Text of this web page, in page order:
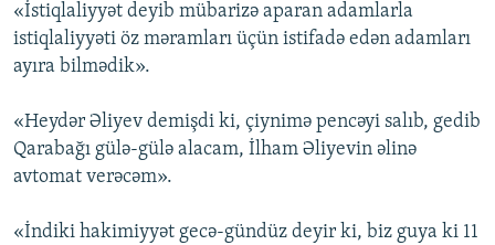
«İstiqlaliyyət deyib mübarizə aparan adamlarla
istiqlaliyyəti öz məramları üçün istifadə edən adamları
ayıra bilmədik».
«Heydər Əliyev demişdi ki, çiynimə pencəyi salıb, gedib
Qarabağı gülə-gülə alacam, İlham Əliyevin əlinə
avtomat verəcəm».
«İndiki hakimiyyət gecə-gündüz deyir ki, biz guya ki 11